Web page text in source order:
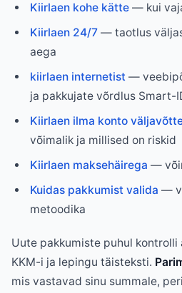
Kiirlaen kohe kätte— kui
Kiirlaen 24/7— taotlus
aega
kiirlaen internetist—
ja pakkujate võrdlus Smart-
Kiirlaen ilma konto
võimalik ja millised on riskid
Kiirlaen maksehäirega —
Kuidas pakkumist valida —
metoodika
Uute pakkumiste puhul
KKM-i ja lepingu täisteksti.
mis vastavad sinu summale,